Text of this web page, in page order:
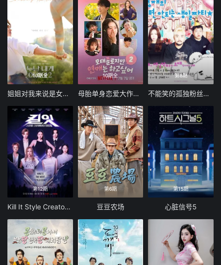
10期全
姐姐对我来说是女人2
10期全
母胎单身恋爱大作战2
第8期
不能笑的孤独粉丝见面会
第12期
Kill It Style Creator War
第6期
豆豆农场
第15期
心脏信号5